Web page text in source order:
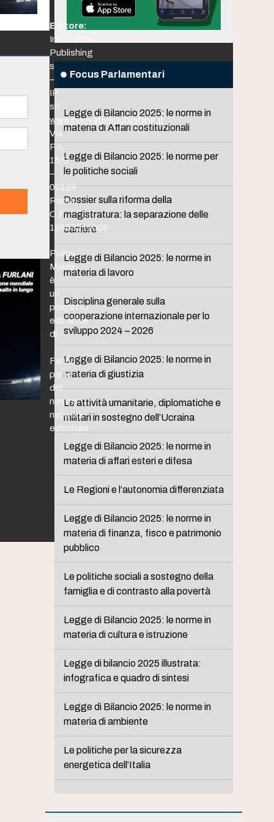
Focus Parlamentari
Legge di Bilancio 2025: le norme in
materia di Affari costituzionali
Legge di Bilancio 2025: le norme per
le politiche sociali
Dossier sulla riforma della
magistratura: la separazione delle
carriere
Legge di Bilancio 2025: le norme in
materia di lavoro
Disciplina generale sulla
cooperazione internazionale per lo
sviluppo 2024 – 2026
Legge di Bilancio 2025: le norme in
materia di giustizia
Le attività umanitarie, diplomatiche e
militari in sostegno dell’Ucraina
Legge di Bilancio 2025: le norme in
materia di affari esteri e difesa
Le Regioni e l’autonomia differenziata
Legge di Bilancio 2025: le norme in
materia di finanza, fisco e patrimonio
pubblico
Le politiche sociali a sostegno della
famiglia e di contrasto alla povertà
Legge di Bilancio 2025: le norme in
materia di cultura e istruzione
Legge di bilancio 2025 illustrata:
infografica e quadro di sintesi
Legge di Bilancio 2025: le norme in
materia di ambiente
Le politiche per la sicurezza
energetica dell’Italia
Editore:
Innovative
Publishing
srl
–
IP
srl
www.innovativepublishing.it
Via
Po,
16/B
–
00198
Roma
C.F.
12653211008
Policy
Maker
è
un
progetto
editoriale
di
Fanno
parte
del
nostro
network
editoriale: